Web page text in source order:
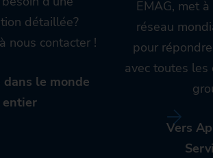
détaillée?
nous contacter !
dans le monde
entier
EMAG, met
réseau
pour
avec toutes les
Vers